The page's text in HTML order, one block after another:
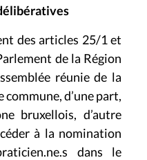
des articles 25/1 et
de la Région
réunie de la
d’une part,
bruxellois, d’autre
à la nomination
dans le